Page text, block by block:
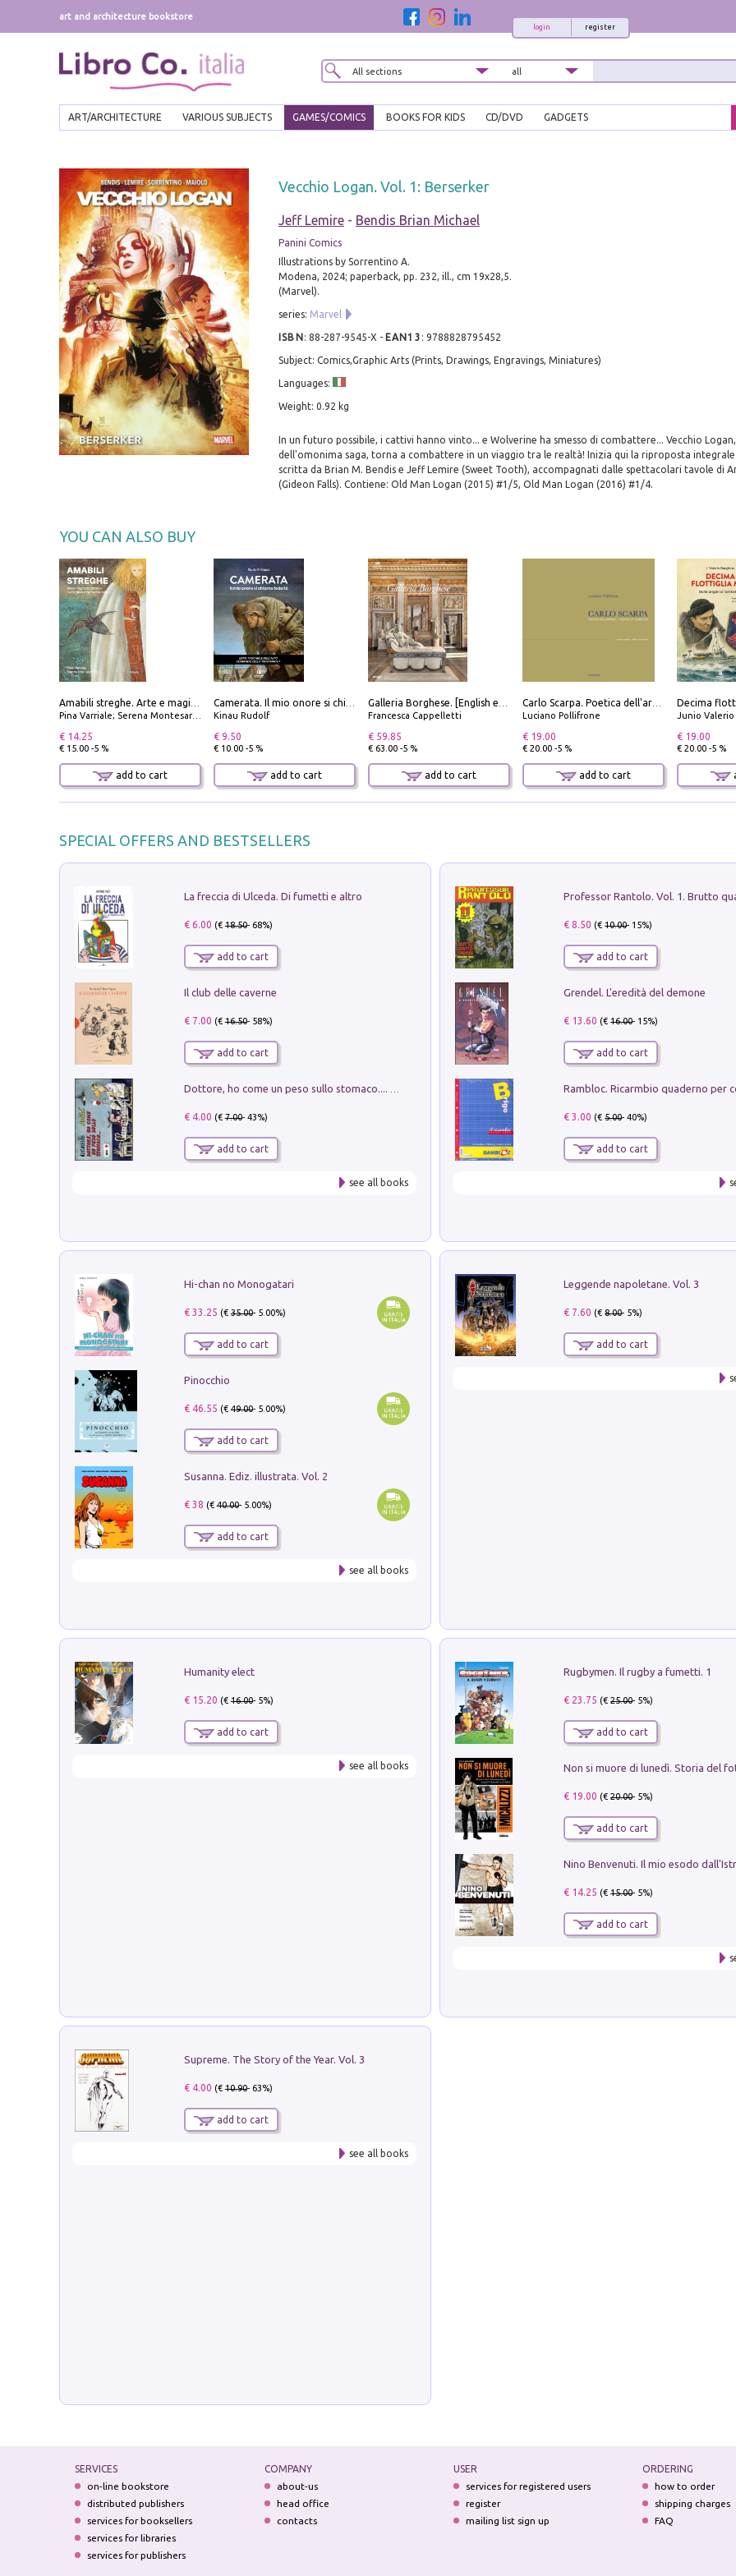
art and architecture bookstore
register
login
ART/ARCHITECTURE VARIOUS SUBJECTS GAMES/COMICS BOOKS FOR KIDS CD/DVD GADGETS
Vecchio Logan. Vol. 1: Berserker
Jeff Lemire- Bendis Brian Michael
Panini Comics
Illustrations by Sorrentino A.
Modena, 2024; paperback, pp. 232, ill., cm 19x28,5.
(Marvel).
series: Marvel
ISBN : 88-287-9545-X - EAN13 : 9788828795452
Subject: Comics,Graphic Arts (Prints, Drawings, Engravings, Miniatures)
Languages:
Weight: 0.92 kg
In un futuro possibile, i cattivi hanno vinto... e Wolverine ha smesso di combattere... Vecchio
dell'omonima saga, torna a combattere in un viaggio tra le realtà! Inizia qui la riproposta
scritta da Brian M. Bendis e Jeff Lemire (Sweet Tooth), accompagnati dalle spettacolari tavole di
(Gideon Falls). Contiene: Old Man Logan (2015) #1/5, Old Man Logan (2016) #1/4.
YOU CAN ALSO BUY
Pina Varriale; Serena Montesarchio
€ 14.25
€ 15.00 -5 %
add to cart
Kinau Rudolf
€ 9.50
€ 10.00 -5 %
add to cart
Francesca Cappelletti
€ 59.85
€ 63.00 -5 %
add to cart
Luciano Pollifrone
€ 19.00
€ 20.00 -5 %
add to cart
Junio Valerio
€ 19.00
€ 20.00 -5 %
SPECIAL OFFERS AND BESTSELLERS
La freccia di Ulceda. Di fumetti e altro
€ 6.00 (€18.50- 68%)
add to cart
Il club delle caverne
€ 7.00 (€16.50- 58%)
add to cart
€ 4.00 (€7.00- 43%)
add to cart
see all books
€ 8.50 (€10.00- 15%)
add to cart
Grendel. L'eredità del demone
€ 13.60 (€16.00- 15%)
add to cart
€ 3.00 (€5.00- 40%)
add to cart
Hi-chan no Monogatari
€ 33.25 (€35.00- 5.00%)
add to cart
Pinocchio
€ 46.55 (€49.00- 5.00%)
add to cart
Susanna. Ediz. illustrata. Vol. 2
€ 38 (€40.00- 5.00%)
add to cart
see all books
Leggende napoletane. Vol. 3
€ 7.60 (€8.00- 5%)
add to cart
Humanity elect
€ 15.20 (€16.00- 5%)
add to cart
see all books
Rugbymen. Il rugby a fumetti. 1
€ 23.75 (€25.00- 5%)
add to cart
€ 19.00 (€20.00- 5%)
add to cart
Nino Benvenuti. Il mio esodo
€ 14.25 (€15.00- 5%)
add to cart
Supreme. The Story of the Year. Vol. 3
€ 4.00 (€10.90- 63%)
add to cart
see all books
SERVICES
on-line bookstore
distributed publishers
services for booksellers
services for libraries
services for publishers
COMPANY
about-us
head office
contacts
USER
services for registered users
register
mailing list sign up
ORDERING
how to order
shipping charges
FAQ